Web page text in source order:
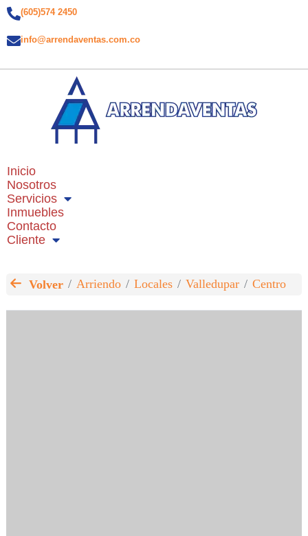
(605)574 2450
info@arrendaventas.com.co
Inicio
Nosotros
Servicios
Inmuebles
Contacto
Cliente
Volver Arriendo Locales Valledupar Centro